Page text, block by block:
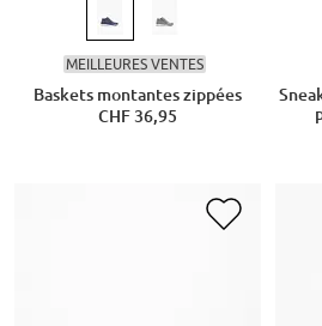
MEILLEURES VENTES
Baskets montantes zippées
CHF 36,95